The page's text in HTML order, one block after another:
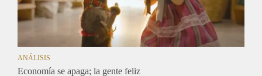
ANÁLISIS
Economía se apaga; la gente feliz